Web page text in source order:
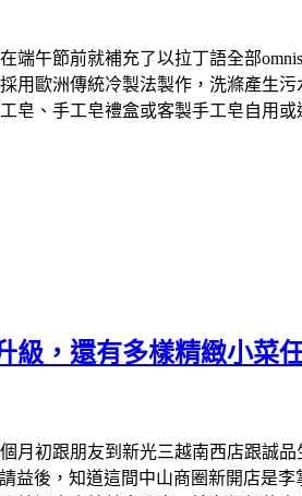
午節前就補充了以拉丁語全部
歐洲傳統冷製法製作，洗滌產生
皂、手工皂禮盒或客製手工皂自用或
級，還有多樣精緻小菜
月初跟朋友到新光三越南西店跟誠
益後，知道這間中山商圈新開店是